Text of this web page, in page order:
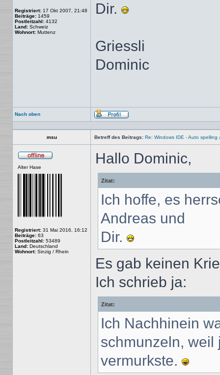
Registriert: 17 Okt 2007, 21:48
Beiträge: 1459
Postleitzahl: 4132
Land: Schweiz
Wohnort: Muttenz
Dir.
Griessli
Dominic
Nach oben
Profil
msu Betreff des Beitrags: Re: Windows IDE - Auto spelling
Alter Hase
Registriert: 31 Mai 2016, 16:12
Beiträge: 63
Postleitzahl: 53489
Land: Deutschland
Wohnort: Sinzig / Rhein
Hallo Dominic,
Zitat:
Ich hoffe, es
Andreas und
Dir.
Es gab keinen
Ich schrieb ja:
Zitat:
Ich Nachhinein
schmunzeln, weil
vermurkste.